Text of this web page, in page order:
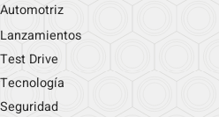
Automotriz
Lanzamientos
Test Drive
Tecnología
Seguridad